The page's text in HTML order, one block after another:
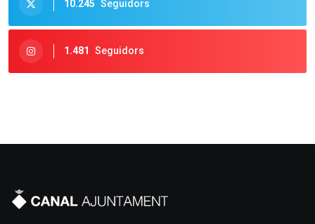
10.245 Seguidors
1.481 Seguidors